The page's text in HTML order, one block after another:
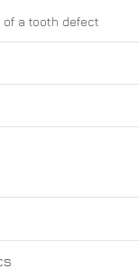
a tooth defect